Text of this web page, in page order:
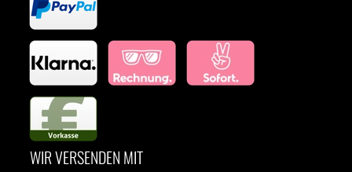
WIR VERSENDEN MIT